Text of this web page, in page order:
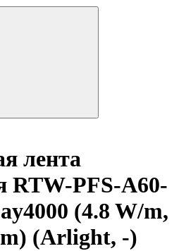
лента
RTW-PFS-A60-
(4.8 W/m,
(Arlight, -)